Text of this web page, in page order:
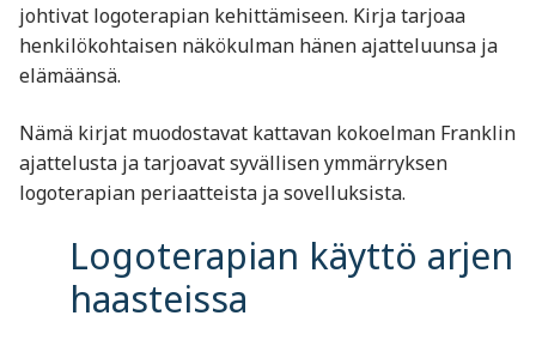
johtivat logoterapian kehittämiseen. Kirja tarjoaa
henkilökohtaisen näkökulman hänen ajatteluunsa ja
elämäänsä.
Nämä kirjat muodostavat kattavan kokoelman Franklin
ajattelusta ja tarjoavat syvällisen ymmärryksen
logoterapian periaatteista ja sovelluksista.
Logoterapian käyttö arjen
haasteissa